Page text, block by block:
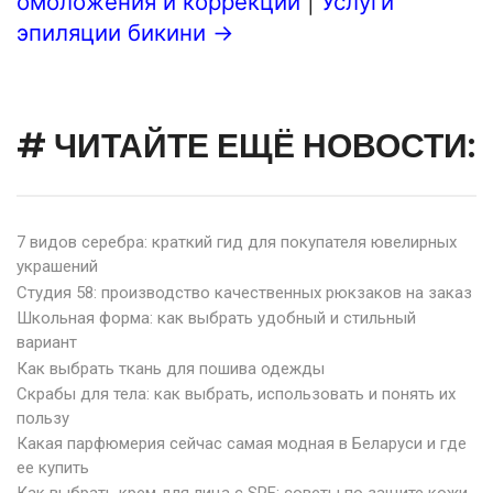
эпиляции бикини →
# ЧИТАЙТЕ ЕЩЁ НОВОСТИ:
7 видов серебра: краткий гид для покупателя ювелирных
украшений
Студия 58: производство качественных рюкзаков на заказ
Школьная форма: как выбрать удобный и стильный
вариант
Как выбрать ткань для пошива одежды
Скрабы для тела: как выбрать, использовать и понять их
пользу
Какая парфюмерия сейчас самая модная в Беларуси и где
ее купить